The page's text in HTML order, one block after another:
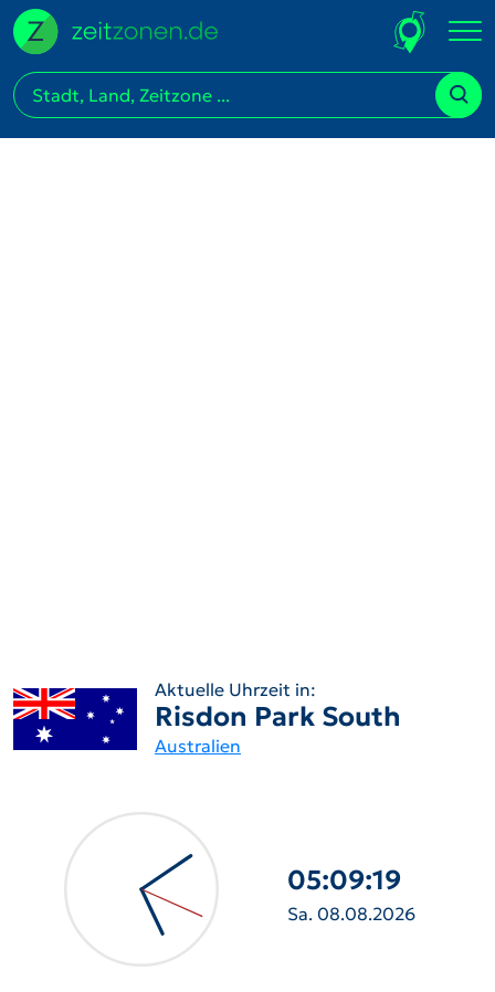
Aktuelle Uhrzeit in:
Risdon Park South
Australien
05:09:21
Sa. 08.08.2026